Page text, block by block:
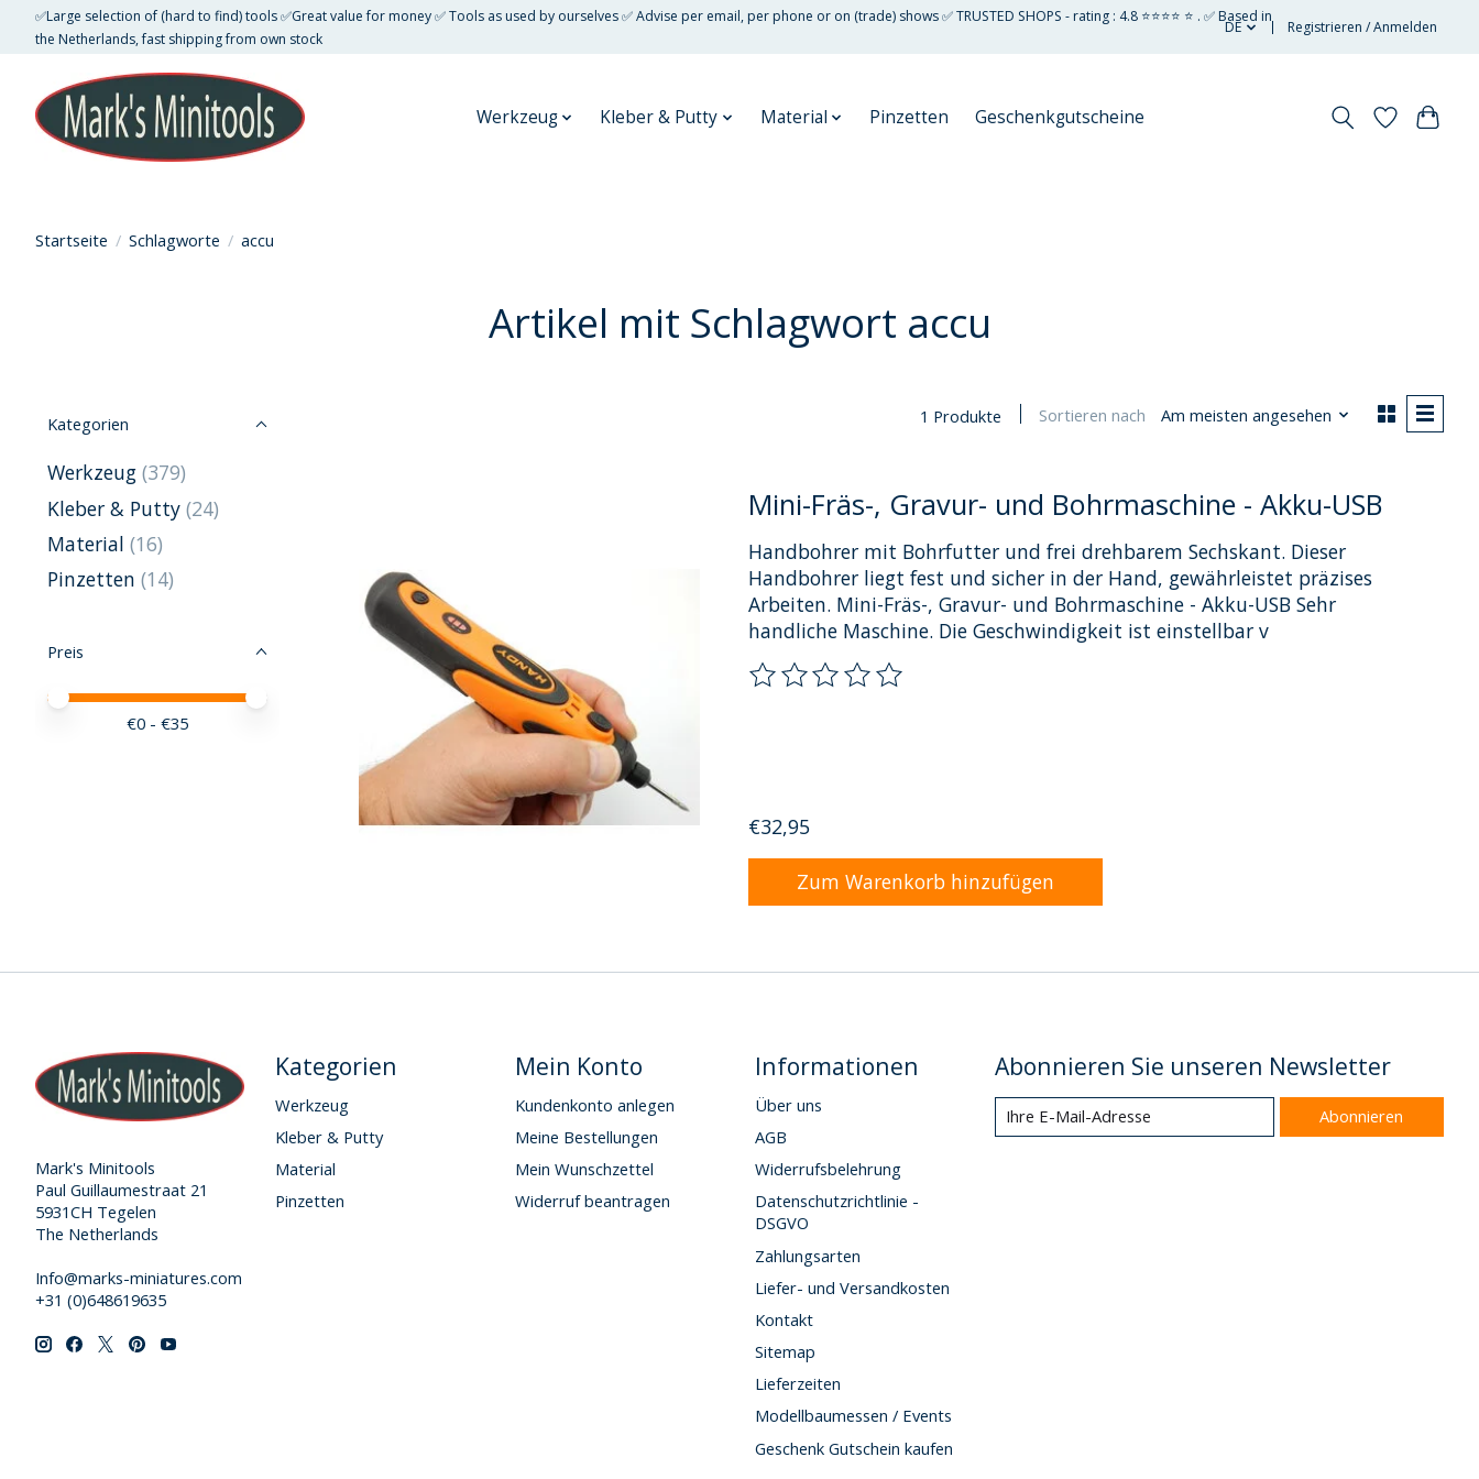
✅Large selection of (hard to find) tools ✅Great value for money ✅ Tools as used by ourselves ✅ Advise per email, per phone or on (trade) shows ✅ TRUSTED SHOPS - rating : 4.8 ⭐⭐⭐⭐ ⭐ . ✅ Based in
the Netherlands, fast shipping from own stock
DE Registrieren / Anmelden
Werkzeug Kleber & Putty Material Pinzetten Geschenkgutscheine
Startseite / Schlagworte / accu
Artikel mit Schlagwort accu
Kategorien
Werkzeug (379)
Kleber & Putty (24)
Material (16)
Pinzetten (14)
Preis
Preis – Mindestwert
Price maximum value
€0 - €35
1 Produkte Sortieren nach Am meisten angesehen
Mini-Fräs-, Gravur- und Bohrmaschine - Akku-USB
Handbohrer mit Bohrfutter und frei drehbarem Sechskant. Dieser
Handbohrer liegt fest und sicher in der Hand, gewährleistet präzises
Arbeiten. Mini-Fräs-, Gravur- und Bohrmaschine - Akku-USB Sehr
handliche Maschine. Die Geschwindigkeit ist einstellbar v
Die Bewertung dieses Produkts ist
€32,95
Zum Warenkorb hinzufügen
Mark's Minitools
Paul Guillaumestraat 21
5931CH Tegelen
The Netherlands
Info@marks-miniatures.com
+31 (0)648619635
Kategorien
Werkzeug
Kleber & Putty
Material
Pinzetten
Mein Konto
Kundenkonto anlegen
Meine Bestellungen
Mein Wunschzettel
Widerruf beantragen
Informationen
Über uns
AGB
Widerrufsbelehrung
Datenschutzrichtlinie -
DSGVO
Zahlungsarten
Liefer- und Versandkosten
Kontakt
Sitemap
Lieferzeiten
Modellbaumessen / Events
Geschenk Gutschein kaufen
Abonnieren Sie unseren Newsletter
Abonnieren